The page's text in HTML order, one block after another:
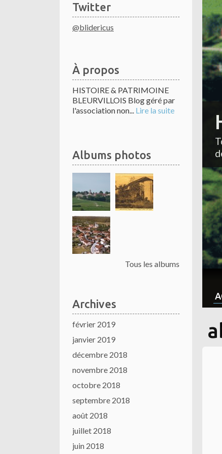
Twitter
@blidericus
À propos
HISTOIRE & PATRIMOINE
BLEURVILLOIS Blog géré par
l'association non... Lire la suite
Albums photos
Tous les albums
Archives
février 2019
janvier 2019
décembre 2018
novembre 2018
octobre 2018
septembre 2018
août 2018
juillet 2018
juin 2018